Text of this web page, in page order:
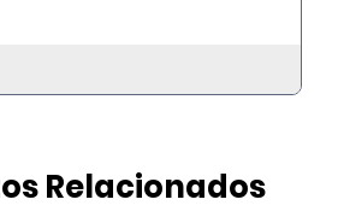
Relacionados